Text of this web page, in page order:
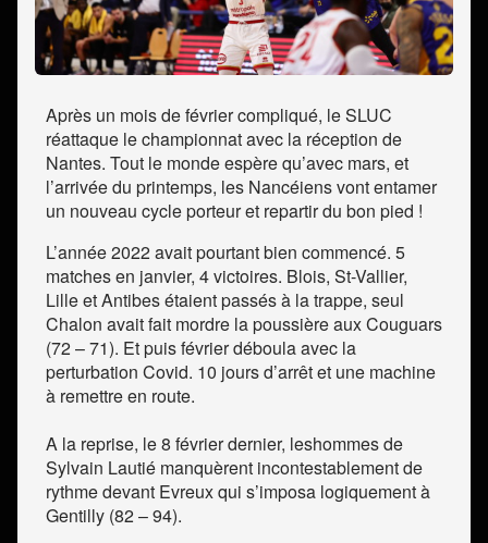
Après un mois de février compliqué, le SLUC
réattaque le championnat avec la réception de
Nantes. Tout le monde espère qu’avec mars, et
l’arrivée du printemps, les Nancéiens vont entamer
un nouveau cycle porteur et repartir du bon pied !
L’année 2022 avait pourtant bien commencé. 5
matches en janvier, 4 victoires. Blois, St-Vallier,
Lille et Antibes étaient passés à la trappe, seul
Chalon avait fait mordre la poussière aux Couguars
(72 – 71). Et puis février déboula avec la
perturbation Covid. 10 jours d’arrêt et une machine
à remettre en route.
A la reprise, le 8 février dernier, leshommes de
Sylvain Lautié manquèrent incontestablement de
rythme devant Evreux qui s’imposa logiquement à
Gentilly (82 – 94).